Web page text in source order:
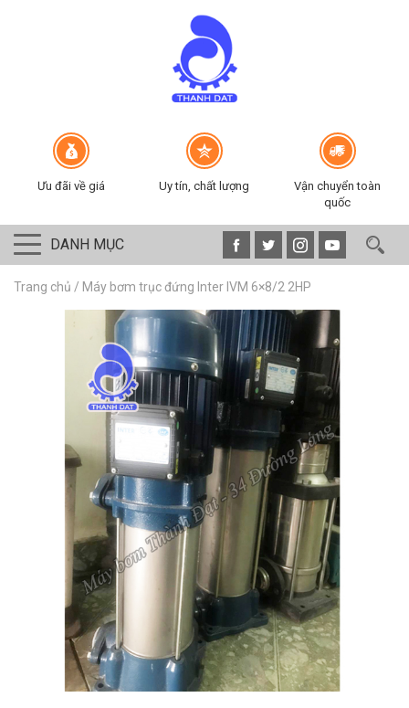
Ưu đãi về giá Uy tín, chất lượng
Vận chuyển toàn
quốc
DANH MỤC
Trang chủ / Máy bơm trục đứng Inter IVM 6×8/2 2HP